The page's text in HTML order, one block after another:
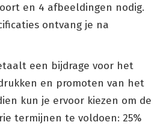
en 4 afbeeldingen nodig.
ontvang je na
een bijdrage voor het
en promoten van het
kun je ervoor kiezen om de
termijnen te voldoen: 25%